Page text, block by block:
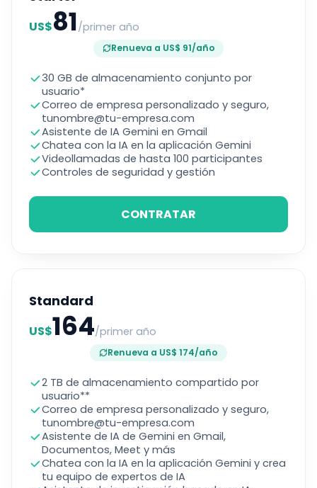
US$81/primer año
Renueva a US$ 91/año
30 GB de almacenamiento conjunto por
usuario*
Correo de empresa personalizado y seguro,
tunombre@tu-empresa.com
Asistente de IA Gemini en Gmail
Chatea con la IA en la aplicación Gemini
Videollamadas de hasta 100 participantes
Controles de seguridad y gestión
CONTRATAR
Standard
US$164/primer año
Renueva a US$ 174/año
2 TB de almacenamiento compartido por
usuario**
Correo de empresa personalizado y seguro,
tunombre@tu-empresa.com
Asistente de IA de Gemini en Gmail,
Documentos, Meet y más
Chatea con la IA en la aplicación Gemini y crea
tu equipo de expertos de IA